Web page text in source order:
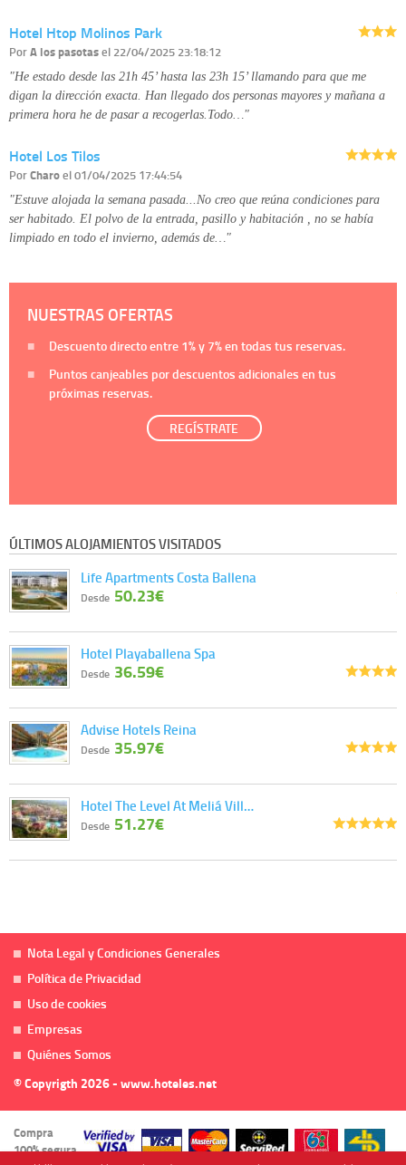
Hotel Htop Molinos Park
PorA los pasotasel 22/04/2025 23:18:12
"He estado desde las 21h 45’ hasta las 23h 15’ llamando para que me
digan la dirección exacta. Han llegado dos personas mayores y mañana a
primera hora he de pasar a recogerlas.Todo…"
Hotel Los Tilos
PorCharoel 01/04/2025 17:44:54
"Estuve alojada la semana pasada...No creo que reúna condiciones para
ser habitado. El polvo de la entrada, pasillo y habitación , no se había
limpiado en todo el invierno, además de…"
NUESTRAS OFERTAS
Descuento directo entre 1%y 7%en todas tus reservas.
Puntos canjeables por descuentos adicionales en tus
próximas reservas.
REGÍSTRATE
ÚLTIMOS ALOJAMIENTOS VISITADOS
Life Apartments Costa Ballena
Desde 50.23€
Hotel Playaballena Spa
Desde 36.59€
Advise Hotels Reina
Desde 35.97€
Hotel The Level At Meliá Vill…
Desde 51.27€
Nota Legal y Condiciones Generales
Política de Privacidad
Uso de cookies
Empresas
Quiénes Somos
© Copyrigth 2026 - www.hoteles.net
Compra
100% segura